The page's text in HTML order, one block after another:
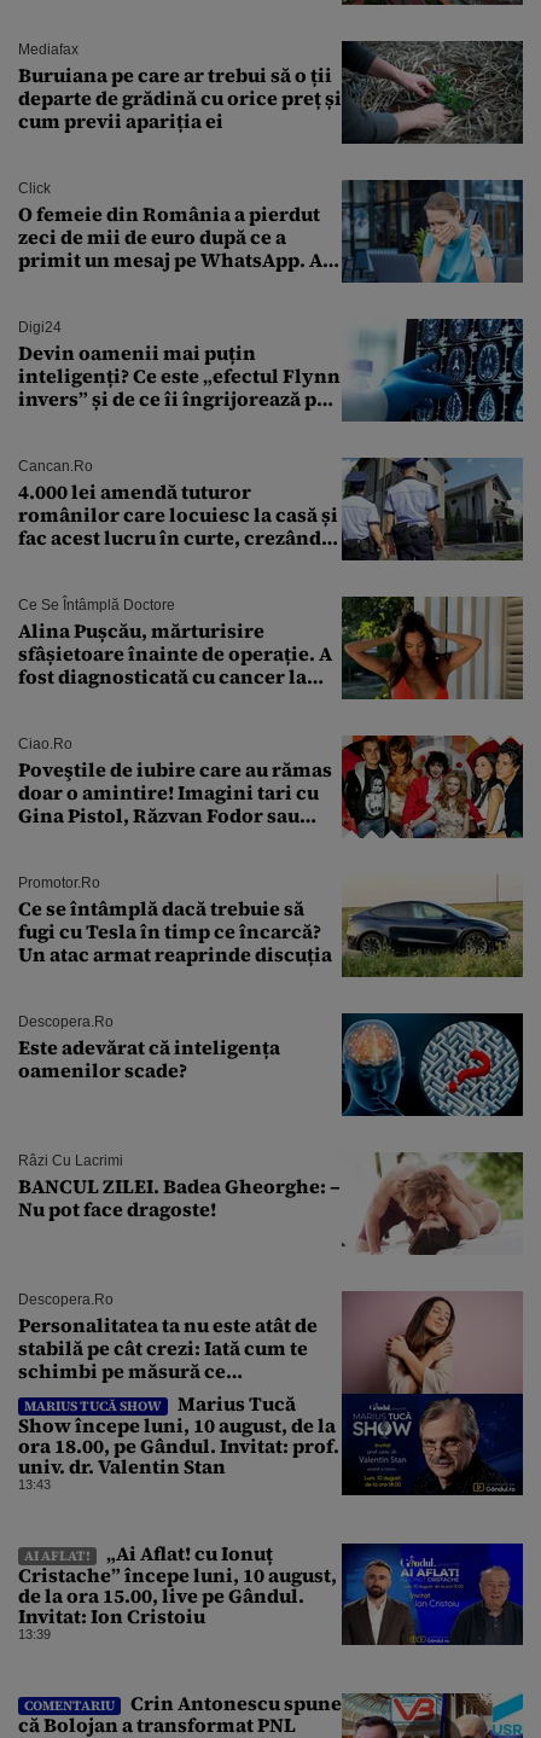
Mediafax
Buruiana pe care ar trebui să o ții
departe de grădină cu orice preț și
cum previi apariția ei
Click
O femeie din România a pierdut
zeci de mii de euro după ce a
primit un mesaj pe WhatsApp. A
Digi24
Devin oamenii mai puțin
inteligenți? Ce este „efectul Flynn
invers” și de ce îi îngrijorează pe
Cancan.ro
4.000 lei amendă tuturor
românilor care locuiesc la casă și
fac acest lucru în curte, crezând
Ce Se Întâmplă Doctore
Alina Pușcău, mărturisire
sfâșietoare înainte de operație. A
fost diagnosticată cu cancer la
îmi salvez viața”
Ciao.ro
Poveştile de iubire care au rămas
doar o amintire! Imagini tari cu
Gina Pistol, Răzvan Fodor sau
Promotor.ro
Ce se întâmplă dacă trebuie să
fugi cu Tesla în timp ce încarcă?
Un atac armat reaprinde discuția
Descopera.ro
Este adevărat că inteligența
oamenilor scade?
Râzi Cu Lacrimi
BANCUL ZILEI. Badea Gheorghe: –
Nu pot face dragoste!
Descopera.ro
Personalitatea ta nu este atât de
stabilă pe cât crezi: Iată cum te
schimbi pe măsură ce
îmbătrânești
MARIUS TUCĂ SHOW
Marius Tucă
Show începe luni, 10 august, de la
ora 18.00, pe Gândul. Invitat: prof.
univ. dr. Valentin Stan
13:43
AI AFLAT!
„Ai Aflat! cu Ionuț
Cristache” începe luni, 10 august,
de la ora 15.00, live pe Gândul.
Invitat: Ion Cristoiu
13:39
COMENTARIU
Crin Antonescu spune
că Bolojan a transformat PNL